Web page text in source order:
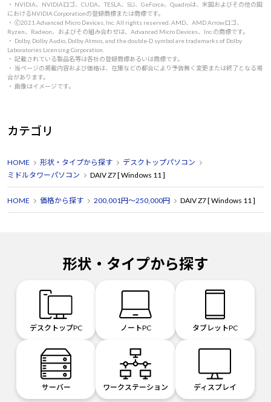
・ NVIDIA、NVIDIAロゴ、CUDA、TESLA、SLI、GeForce、Quadroは、米国およびその他の国
におけるNVIDIA Corporationの登録商標または商標です。
・ 🄫2021 Advanced Micro Devices, Inc. All rights reserved. AMD、AMD Arrowロゴ、
Ryzen、Radeon、およびその組み合わせは、Advanced Micro Devices、Inc.の商標です。
・ Dolby, Dolby Audio, Dolby Atmos, and the double-D symbol are trademarks of Dolby
Laboratories Licensing Corporation.
・ 記載されている製品名等は各社の登録商標あるいは商標です。
・ 当ページの掲載内容および価格は、在庫などの都合により予告無く変更または終了となる場
合があります。
・ 画像はイメージです。
カテゴリ
HOME 形状・タイプから探す
デスクトップパソコン
ミドルタワーパソコン
DAIV Z7 [ Windows 11 ]
HOME 価格から探す 200,001円～250,000円 DAIV Z7 [ Windows 11 ]
形状・タイプから探す
デスクトップPC ノートPC タブレットPC
サーバー ワークステーション ディスプレイ